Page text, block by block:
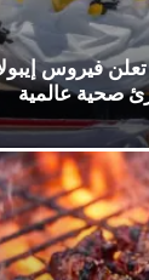
فيروس
صحية عالمية